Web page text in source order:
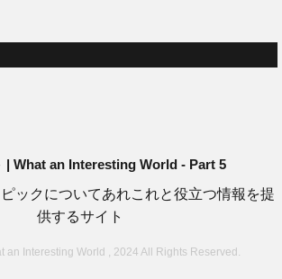
| What an Interesting World - Part 5
ックについてあれこれと役立つ情報を提
供するサイト
an Interesting World , 2024 All Rights Reserved.